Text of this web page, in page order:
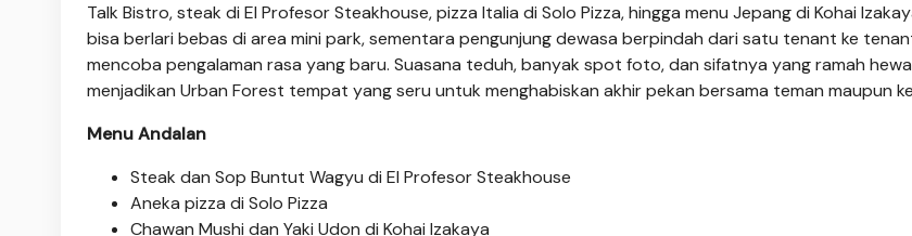
Talk Bistro, steak di El Profesor Steakhouse, pizza Italia di Solo Pizza, hingga menu Jepang di Kohai
bisa berlari bebas di area mini park, sementara pengunjung dewasa berpindah dari satu tenant ke
mencoba pengalaman rasa yang baru. Suasana teduh, banyak spot foto, dan sifatnya yang ramah
menjadikan Urban Forest tempat yang seru untuk menghabiskan akhir pekan bersama teman maupun
Menu Andalan
Steak dan Sop Buntut Wagyu di El Profesor Steakhouse
Aneka pizza di Solo Pizza
Chawan Mushi dan Yaki Udon di Kohai Izakaya